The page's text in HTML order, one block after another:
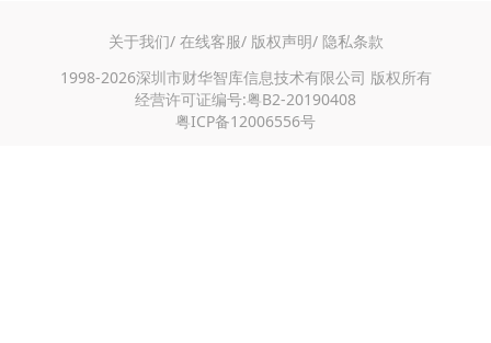
关于我们/ 在线客服/ 版权声明/ 隐私条款
1998-2026深圳市财华智库信息技术有限公司 版权所有
经营许可证编号:粤B2-20190408
粤ICP备12006556号